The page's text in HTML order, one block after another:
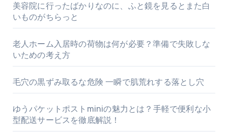
美容院に行ったばかりなのに、ふと鏡を見るとまた白
いものがちらっと
老人ホーム入居時の荷物は何が必要？準備で失敗しな
いための考え方
毛穴の黒ずみ取るな危険 一瞬で肌荒れする落とし穴
ゆうパケットポストminiの魅力とは？手軽で便利な小
型配送サービスを徹底解説！